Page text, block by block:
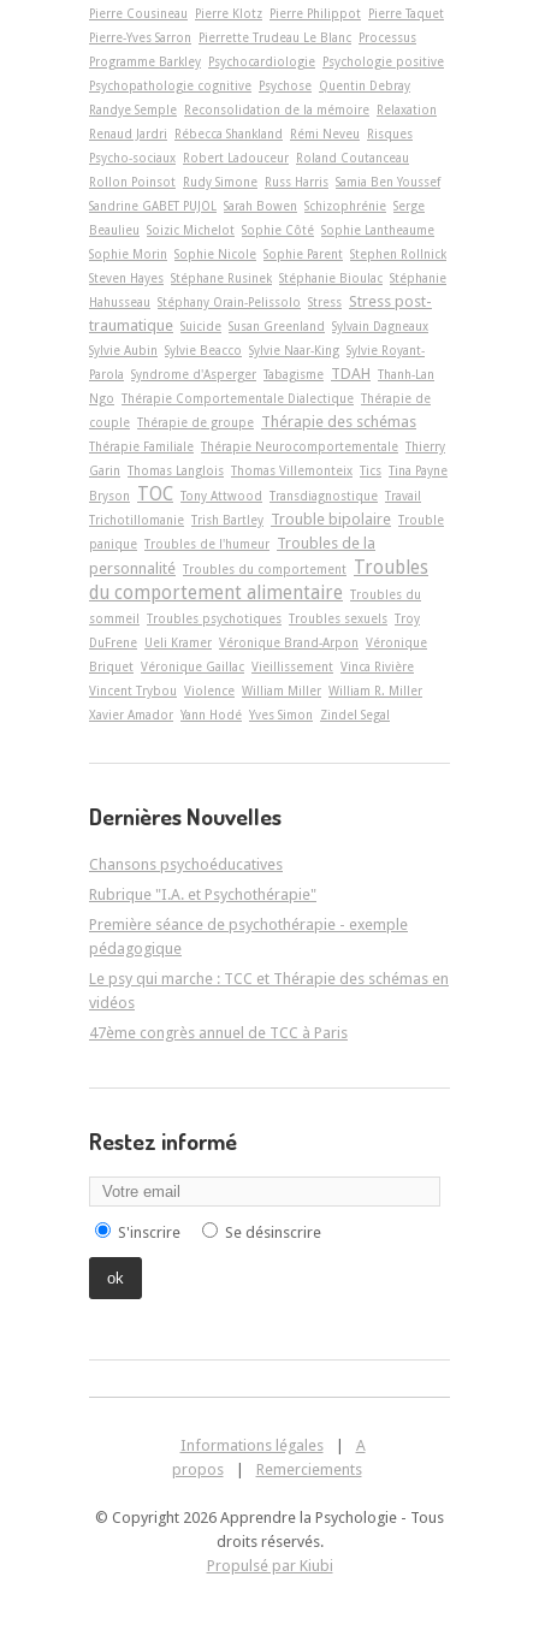
Pierre Cousineau
Pierre Klotz Pierre Philippot
Pierre Taquet
Pierre-Yves Sarron
Pierrette Trudeau Le Blanc
Processus
Programme Barkley
Psychocardiologie
Psychologie positive
Psychopathologie cognitive
Psychose Quentin Debray
Randye Semple
Reconsolidation de la mémoire
Relaxation
Renaud Jardri
Rébecca Shankland Rémi Neveu
Risques
Psycho-sociaux
Robert Ladouceur
Roland Coutanceau
Rollon Poinsot
Rudy Simone Russ Harris Samia Ben Youssef
Sandrine GABET PUJOL
Sarah Bowen Schizophrénie Serge
Beaulieu Soizic Michelot Sophie Côté Sophie Lantheaume
Sophie Morin Sophie Nicole Sophie Parent Stephen Rollnick
Steven Hayes Stéphane Rusinek Stéphanie Bioulac Stéphanie
Hahusseau Stéphany Orain-Pelissolo Stress Stress post-
traumatique Suicide Susan Greenland
Sylvain Dagneaux
Sylvie Aubin Sylvie Beacco Sylvie Naar-King Sylvie Royant-
Parola Syndrome d'Asperger Tabagisme TDAH Thanh-Lan
Ngo Thérapie Comportementale Dialectique Thérapie de
couple Thérapie de groupe Thérapie des schémas
Thérapie Familiale Thérapie Neurocomportementale Thierry
Garin Thomas Langlois Thomas Villemonteix Tics Tina Payne
Bryson
TOC Tony Attwood Transdiagnostique Travail
Trichotillomanie Trish Bartley Trouble bipolaire Trouble
panique Troubles de l'humeur Troubles de la
personnalité Troubles du comportement
Troubles
du comportement alimentaire Troubles du
sommeil
Troubles psychotiques Troubles sexuels Troy
DuFrene
Ueli Kramer Véronique Brand-Arpon Véronique
Briquet Véronique Gaillac Vieillissement Vinca Rivière
Vincent Trybou Violence William Miller William R. Miller
Xavier Amador Yann Hodé Yves Simon Zindel Segal
Dernières Nouvelles
Chansons psychoéducatives
Rubrique "I.A. et Psychothérapie"
Première séance de psychothérapie - exemple
pédagogique
Le psy qui marche : TCC et Thérapie des schémas en
vidéos
47ème congrès annuel de TCC à Paris
Restez informé
S'inscrire Se désinscrire
Informations légales
A
propos
Remerciements
© Copyright 2026 Apprendre la Psychologie - Tous
droits réservés.
Propulsé par Kiubi